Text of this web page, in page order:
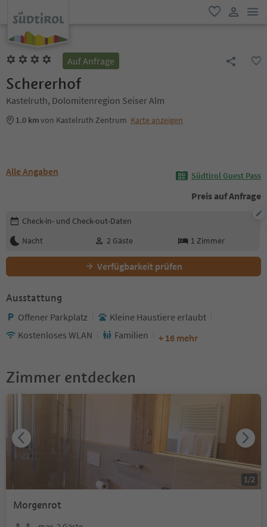
favorit
Auf Anfrage
Schererhof
Kastelruth, Dolomitenregion Seiser Alm
1.0 kmvon Kastelruth Zentrum Karte anzeigen
Alle Angaben Südtirol Guest Pass
Preis auf Anfrage
Buchungsdetails bearbeiten
Check-in- und Check-out-Daten
Nacht
2 Gäste 1 Zimmer
Verfügbarkeit prüfen
Ausstattung
Offener Parkplatz
Kleine Haustiere erlaubt
Kostenloses WLAN
Familien + 16 mehr
Zimmer entdecken
Morgenrot
1 /2